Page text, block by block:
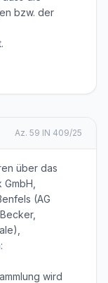
bzw. der
Az. 59 IN 409/25
über das
(AG
wird